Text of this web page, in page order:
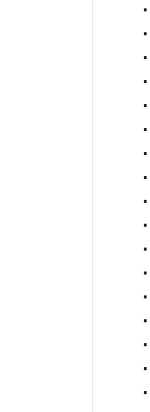
•
•
•
•
•
•
•
•
•
•
•
•
•
•
•
•
•